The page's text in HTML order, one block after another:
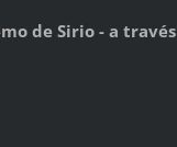
de Sirio - a